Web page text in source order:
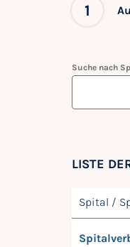
1
Suche nach
LISTE
Spital /